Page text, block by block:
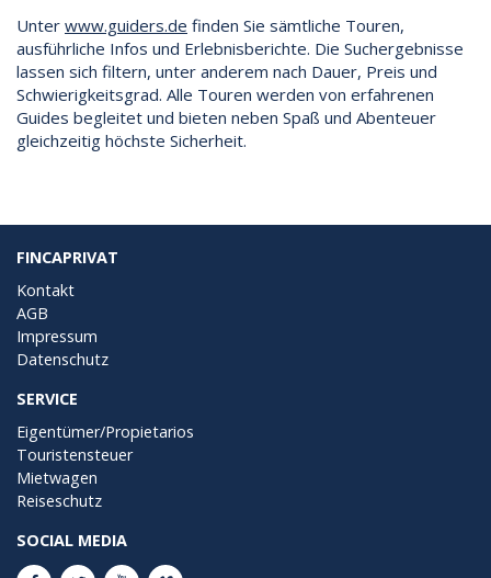
Unter www.guiders.de finden Sie sämtliche Touren,
ausführliche Infos und Erlebnisberichte. Die Suchergebnisse
lassen sich filtern, unter anderem nach Dauer, Preis und
Schwierigkeitsgrad. Alle Touren werden von erfahrenen
Guides begleitet und bieten neben Spaß und Abenteuer
gleichzeitig höchste Sicherheit.
FINCAPRIVAT
Kontakt
AGB
Impressum
Datenschutz
SERVICE
Eigentümer/Propietarios
Touristensteuer
Mietwagen
Reiseschutz
SOCIAL MEDIA